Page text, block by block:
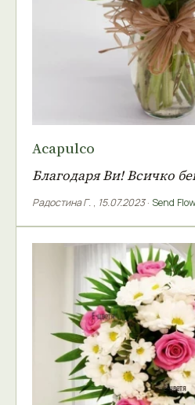
Acapulco
Благодаря Ви! Всичко
Радостина Г. , 15.07.2023· Send